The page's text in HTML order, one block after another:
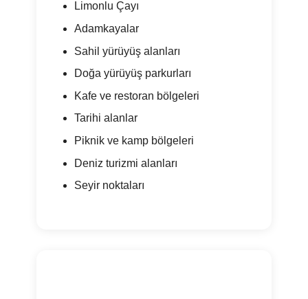
Limonlu Çayı
Adamkayalar
Sahil yürüyüş alanları
Doğa yürüyüş parkurları
Kafe ve restoran bölgeleri
Tarihi alanlar
Piknik ve kamp bölgeleri
Deniz turizmi alanları
Seyir noktaları